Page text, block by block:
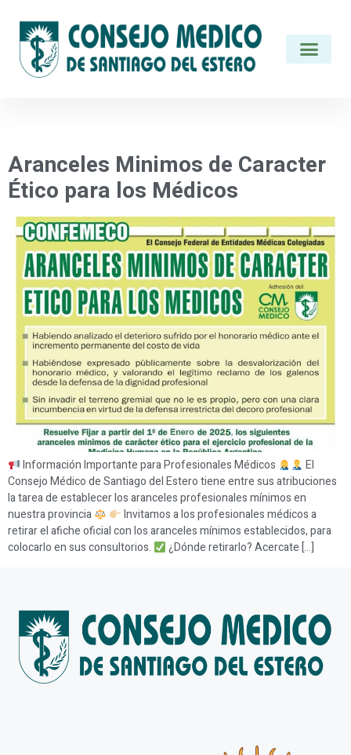
Aranceles Minimos de Caracter
Ético para los Médicos
Información Importante para Profesionales Médicos
El
Consejo Médico de Santiago del Estero tiene entre sus atribuciones
la tarea de establecer los aranceles profesionales mínimos en
nuestra provincia
Invitamos a los profesionales médicos a
retirar el afiche oficial con los aranceles mínimos establecidos, para
colocarlo en sus consultorios.
¿Dónde retirarlo? Acercate […]